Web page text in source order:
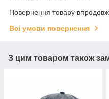
Повернення товару
Всі умови повернення
З цим товаром також